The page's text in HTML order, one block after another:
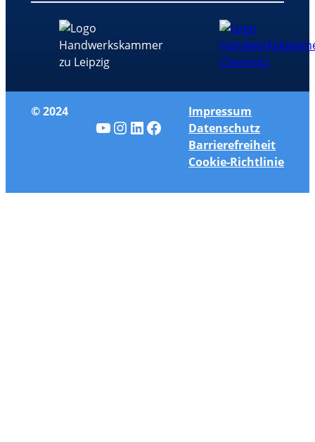
© 2024
YouTube
Instagram
LinkedIn
Facebook
Impressum
Datenschutz
Barrierefreiheit
Cookie-Richtlinie